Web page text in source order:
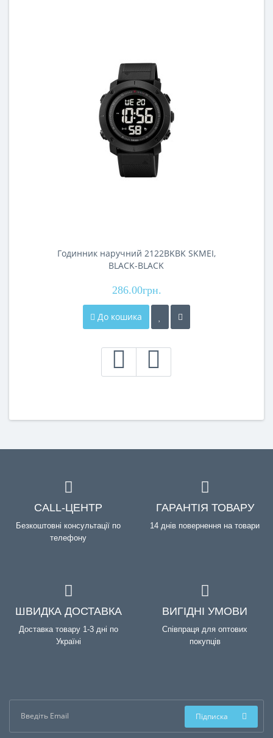
Годинник наручний 2122BKBK SKMEI,
BLACK-BLACK
286.00грн.
До кошика
CALL-ЦЕНТР
Безкоштовні консультації по
телефону
ГАРАНТІЯ ТОВАРУ
14 днів повернення на товари
ШВИДКА ДОСТАВКА
Доставка товару 1-3 дні по
Україні
ВИГІДНІ УМОВИ
Співпраця для оптових
покупців
Підписка